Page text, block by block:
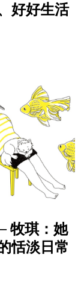
好好生活
牧琪：她
恬淡日常